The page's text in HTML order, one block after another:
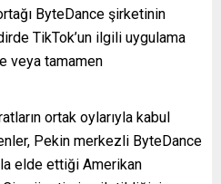
ByteDance şirketinin
TikTok’un ilgili uygulama
veya tamamen
ortak oylarıyla kabul
Pekin merkezli ByteDance
elde ettiği Amerikan